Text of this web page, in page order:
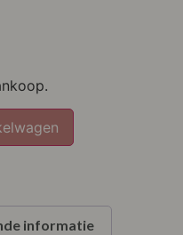
informatie